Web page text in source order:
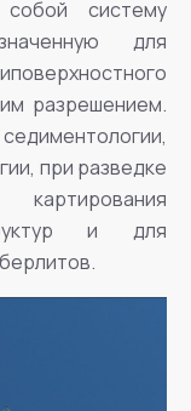
систему
для
разрешением.
при разведке
и для